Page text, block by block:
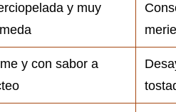
y muy
y con sabor a